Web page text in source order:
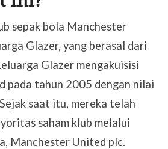
sepak bola Manchester
Glazer, yang berasal dari
Glazer mengakuisisi
pada tahun 2005 dengan nilai
saat itu, mereka telah
saham klub melalui
Manchester United plc.